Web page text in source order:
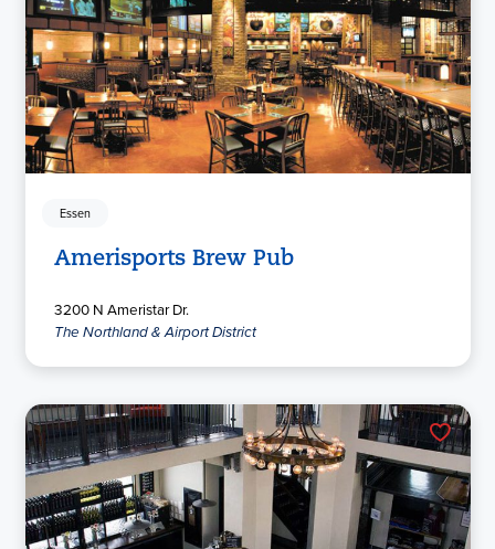
Essen
Amerisports Brew Pub
3200 N Ameristar Dr.
The Northland & Airport District